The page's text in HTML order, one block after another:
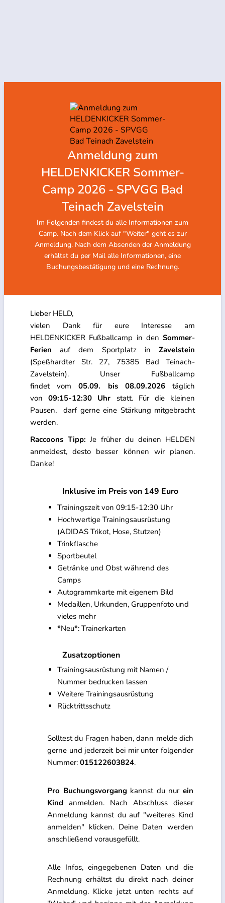
Anmeldung zum
HELDENKICKER Sommer-
Camp 2026 - SPVGG Bad
Teinach Zavelstein
Im Folgenden findest du alle Informationen zum
Camp. Nach dem Klick auf "Weiter" geht es zur
Anmeldung. Nach dem Absenden der Anmeldung
erhältst du per Mail alle Informationen, eine
Buchungsbestätigung und eine Rechnung.
Lieber HELD,
vielen Dank für eure Interesse am
HELDENKICKER Fußballcamp in den Sommer-
Ferien auf dem Sportplatz in Zavelstein
(Speßhardter Str. 27, 75385 Bad Teinach-
Zavelstein). Unser Fußballcamp
findet vom05.09. bis 08.09.2026täglich
von09:15-12:30 Uhr statt. Für die kleinen
Pausen, darf gerne eine Stärkung mitgebracht
werden.
Raccoons Tipp: Je früher du deinen HELDEN
anmeldest, desto besser können wir planen.
Danke!
Inklusive im Preis von 149 Euro
Trainingszeit von 09:15-12:30 Uhr
Hochwertige Trainingsausrüstung
(ADIDAS Trikot, Hose, Stutzen)
Trinkflasche
Sportbeutel
Getränke und Obst während des
Camps
Autogrammkarte mit eigenem Bild
Medaillen, Urkunden, Gruppenfoto und
vieles mehr
*Neu*: Trainerkarten
Zusatzoptionen
Trainingsausrüstung mit Namen /
Nummer bedrucken lassen
Weitere Trainingsausrüstung
Rücktrittsschutz
Solltest du Fragen haben, dann melde dich
gerne und jederzeit bei mir unter folgender
Nummer: 015122603824.
Pro Buchungsvorgang kannst du nurein
Kind anmelden. Nach Abschluss dieser
Anmeldung kannst du auf "weiteres Kind
anmelden" klicken. Deine Daten werden
anschließend vorausgefüllt.
Alle Infos, eingegebenen Daten und die
Rechnung erhältst du direkt nach deiner
Anmeldung. Klicke jetzt unten rechts auf